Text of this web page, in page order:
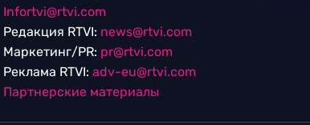
Infortvi@rtvi.com
Редакция RTVI: news@rtvi.com
Маркетинг/PR: pr@rtvi.com
Реклама RTVI: adv-eu@rtvi.com
Партнерские материалы